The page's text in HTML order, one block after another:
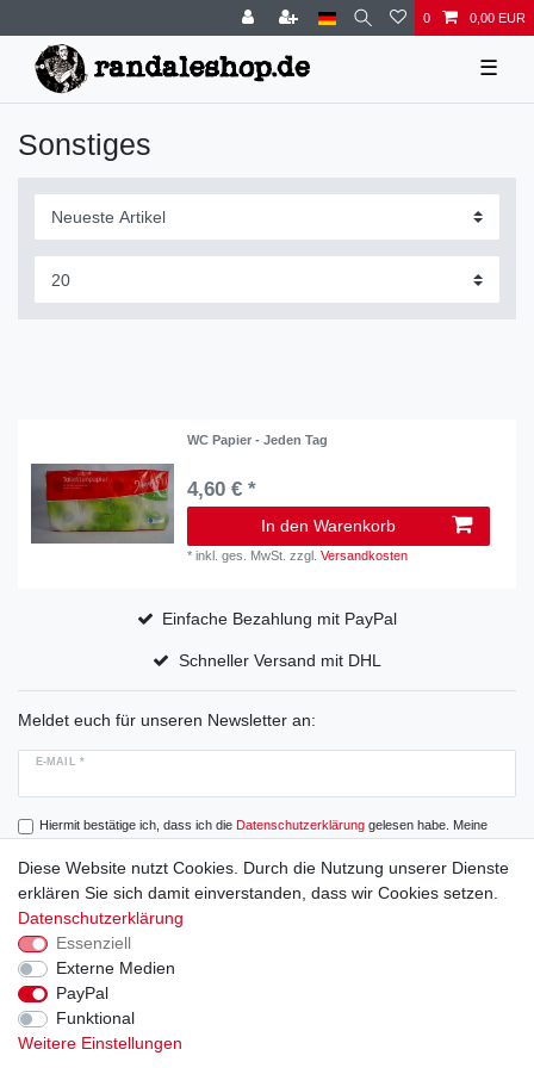
0 0,00 EUR
☰
Sonstiges
WC Papier - Jeden Tag
4,60 € *
In den Warenkorb
*inkl. ges. MwSt. zzgl.Versandkosten
Einfache Bezahlung mit PayPal
Schneller Versand mit DHL
Meldet euch für unseren Newsletter an:
E-MAIL *
Hiermit bestätige ich, dass ich die Daten­schutz­erklärunggelesen habe. Meine
Abonnieren
Widerrufs­recht
Diese Website nutzt Cookies. Durch die Nutzung unserer Dienste
erklären Sie sich damit einverstanden, dass wir Cookies setzen.
Datenschutzerklärung
Essenziell
Externe Medien
PayPal
Funktional
Weitere Einstellungen